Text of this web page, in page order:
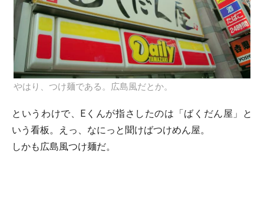
やはり、つけ麺である。広島風だとか。
というわけで、Eくんが指さしたのは「ばくだん屋」と
いう看板。えっ、なにっと聞けばつけめん屋。
しかも広島風つけ麺だ。